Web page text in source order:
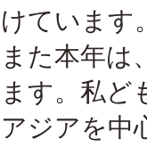
けています
また本年は
ます。私ど
アジアを中